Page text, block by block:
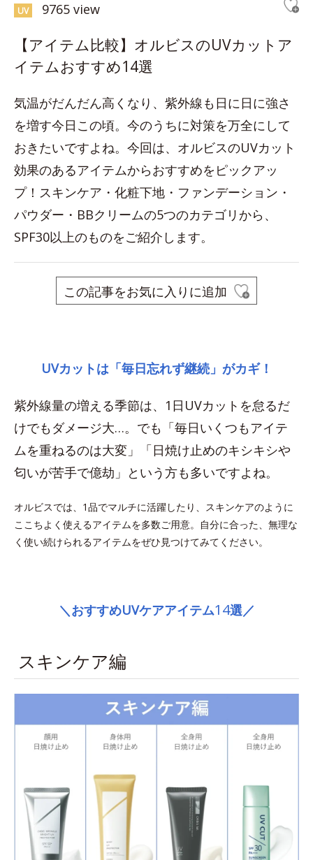
UV 9765 view
【アイテム比較】オルビスのUVカットア
イテムおすすめ14選
気温がだんだん高くなり、紫外線も日に日に強さ
を増す今日この頃。今のうちに対策を万全にして
おきたいですよね。今回は、オルビスのUVカット
効果のあるアイテムからおすすめをピックアッ
プ！スキンケア・化粧下地・ファンデーション・
パウダー・BBクリームの5つのカテゴリから、
SPF30以上のものをご紹介します。
この記事をお気に入りに追加
UVカットは「毎日忘れず継続」がカギ！
紫外線量の増える季節は、1日UVカットを怠るだ
けでもダメージ大…。でも「毎日いくつもアイテ
ムを重ねるのは大変」「日焼け止めのキシキシや
匂いが苦手で億劫」という方も多いですよね。
オルビスでは、1品でマルチに活躍したり、スキンケアのように
ここちよく使えるアイテムを多数ご用意。自分に合った、無理な
く使い続けられるアイテムをぜひ見つけてみてください。
＼おすすめUVケアアイテム14選／
スキンケア編